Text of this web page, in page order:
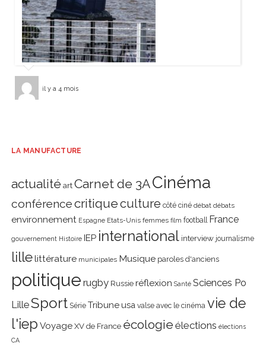
il y a 4 mois
LA MANUFACTURE
actualité art Carnet de 3ACinéma
conférencecritiqueculture côté ciné débat débats
environnement Espagne Etats-Unis femmes film football France
gouvernement Histoire IEP international interview journalisme
lillelittérature municipales Musique paroles d'anciens
politique rugby Russie réflexion Santé Sciences Po
LilleSport Série Tribune usa valse avec le cinéma vie de
l'iep Voyage XV de France écologie élections élections
CA